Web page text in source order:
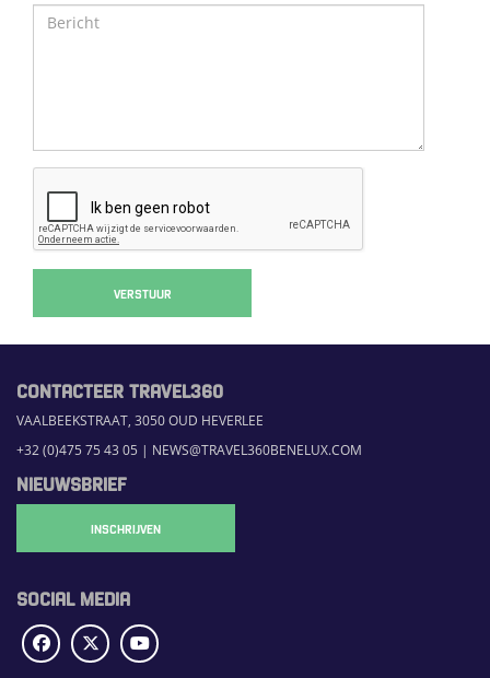
VERSTUUR
CONTACTEER TRAVEL360
VAALBEEKSTRAAT, 3050 OUD HEVERLEE
+32 (0)475 75 43 05 | NEWS@TRAVEL360BENELUX.COM
NIEUWSBRIEF
INSCHRIJVEN
SOCIAL MEDIA